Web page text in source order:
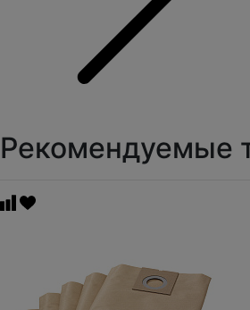
Рекомендуемые